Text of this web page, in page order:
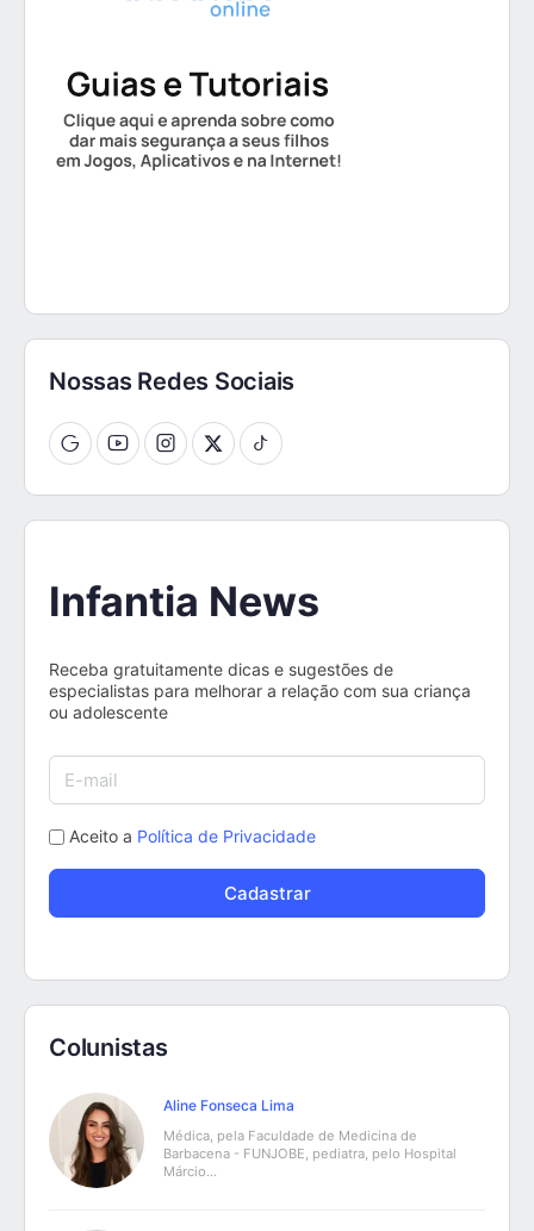
Nossas Redes Sociais
Infantia News
Receba gratuitamente dicas e sugestões de
especialistas para melhorar a relação com sua criança
ou adolescente
Aceito a Política de Privacidade
Colunistas
Aline Fonseca Lima
Médica, pela Faculdade de Medicina de
Barbacena - FUNJOBE, pediatra, pelo Hospital
Márcio…